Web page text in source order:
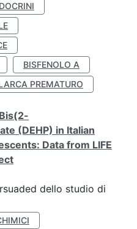
BISFENOLO A
PREMATURO
(DEHP) in Italian
Data from LIFE
dello studio di